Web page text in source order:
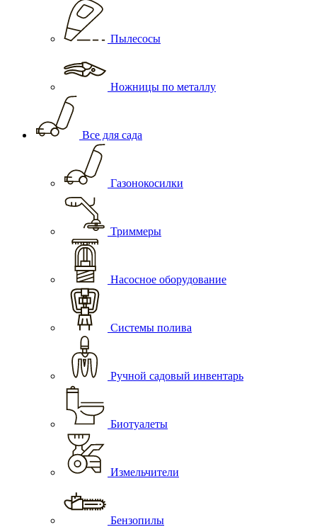
Пылесосы
Ножницы по металлу
Все для сада
Газонокосилки
Триммеры
Насосное оборудование
Системы полива
Ручной садовый инвентарь
Биотуалеты
Измельчители
Бензопилы